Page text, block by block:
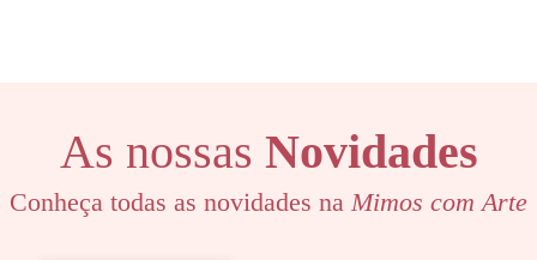
As nossas Novidades
Conheça todas as novidades na Mimos com Arte